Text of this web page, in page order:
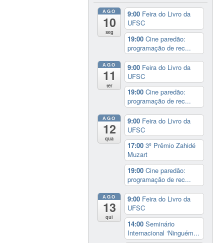
AGO
10
seg
9:00 Feira do Livro da
UFSC
19:00Cine paredão:
programação de rec...
AGO
11
ter
9:00 Feira do Livro da
UFSC
19:00Cine paredão:
programação de rec...
AGO
12
qua
9:00 Feira do Livro da
UFSC
17:003º Prêmio Zahidé
Muzart
19:00Cine paredão:
programação de rec...
AGO
13
qui
9:00 Feira do Livro da
UFSC
14:00Seminário
Internacional ‘Ninguém...